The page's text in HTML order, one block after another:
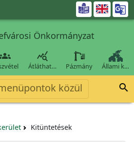

Önkormányzat

Átláthat… Pázmány Állami k…
közül 
Kitüntetések